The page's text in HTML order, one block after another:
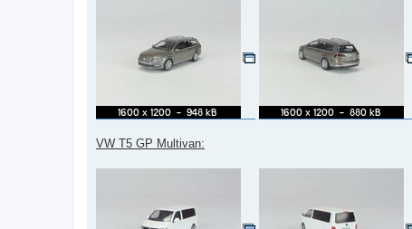
VW T5 GP Multivan: